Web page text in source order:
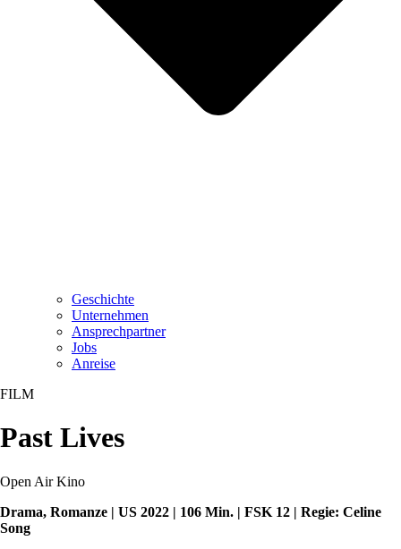
Geschichte
Unternehmen
Ansprechpartner
Jobs
Anreise
FILM
Past Lives
Open Air Kino
Drama, Romanze | US 2022 | 106 Min. | FSK 12 | Regie: Celine
Song